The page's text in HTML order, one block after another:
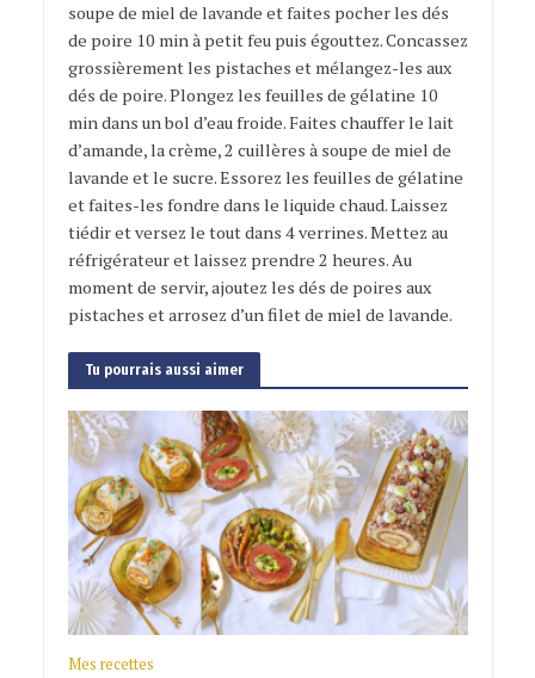
soupe de miel de lavande et faites pocher les dés
de poire 10 min à petit feu puis égouttez. Concassez
grossièrement les pistaches et mélangez-les aux
dés de poire. Plongez les feuilles de gélatine 10
min dans un bol d’eau froide. Faites chauffer le lait
d’amande, la crème, 2 cuillères à soupe de miel de
lavande et le sucre. Essorez les feuilles de gélatine
et faites-les fondre dans le liquide chaud. Laissez
tiédir et versez le tout dans 4 verrines. Mettez au
réfrigérateur et laissez prendre 2 heures. Au
moment de servir, ajoutez les dés de poires aux
pistaches et arrosez d’un filet de miel de lavande.
Tu pourrais aussi aimer
Mes recettes